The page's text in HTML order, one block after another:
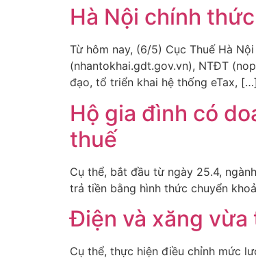
Hà Nội chính
Từ hôm nay, (6/5) Cục Thuế Hà
(nhantokhai.gdt.gov.vn), NTĐT
đạo, tổ triển khai hệ thống eTax, […]
Hộ gia đình có
thuế
Cụ thể, bắt đầu từ ngày 25.4,
trả tiền bằng hình thức chuyển
Điện và xăng vừa
Cụ thể, thực hiện điều chỉnh mức